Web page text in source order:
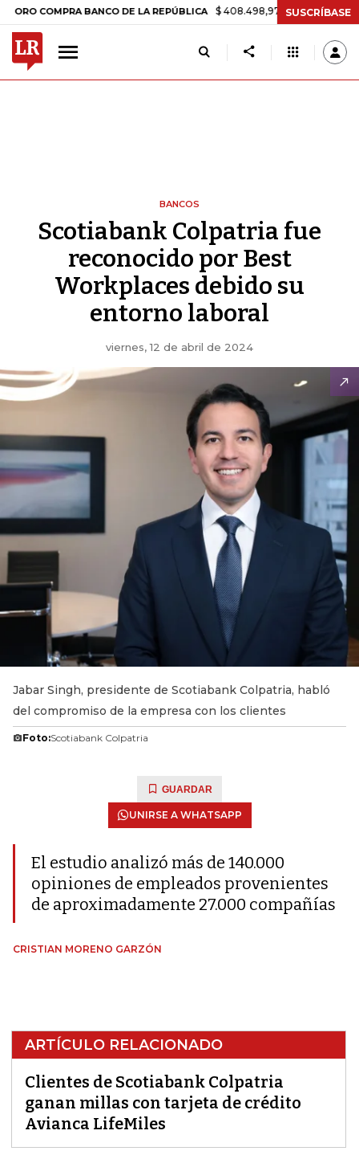
COMPRA BANCO DE LA REPÚBLICA $ 408.498,97 +$ 8.753,81 +2,19%
SUSCRÍBASE
BANCOS
Scotiabank Colpatria fue
reconocido por Best
Workplaces debido su
entorno laboral
viernes, 12 de abril de 2024
Jabar Singh, presidente de Scotiabank Colpatria, habló
del compromiso de la empresa con los clientes
Foto:Scotiabank Colpatria
GUARDAR
UNIRSE A WHATSAPP
El estudio analizó más de 140.000
opiniones de empleados provenientes
de aproximadamente 27.000 compañías
CRISTIAN MORENO GARZÓN
ARTÍCULO RELACIONADO
Clientes de Scotiabank Colpatria
ganan millas con tarjeta de crédito
Avianca LifeMiles